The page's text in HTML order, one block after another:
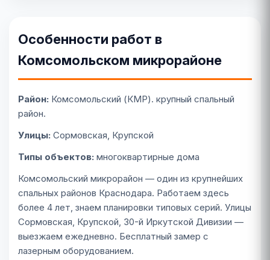
Особенности работ в
Комсомольском микрорайоне
Район: Комсомольский (КМР). крупный спальный
район.
Улицы: Сормовская, Крупской
Типы объектов: многоквартирные дома
Комсомольский микрорайон — один из крупнейших
спальных районов Краснодара. Работаем здесь
более 4 лет, знаем планировки типовых серий. Улицы
Сормовская, Крупской, 30-й Иркутской Дивизии —
выезжаем ежедневно. Бесплатный замер с
лазерным оборудованием.